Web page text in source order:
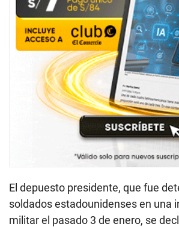
El depuesto presidente, que fue
soldados estadounidenses en una
militar el pasado 3 de enero, se